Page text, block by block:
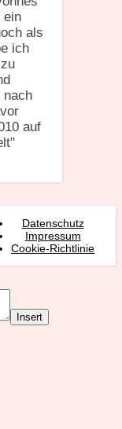
ein
als
ich
nach
auf
Datenschutz
Impressum
Cookie-Richtlinie
Insert